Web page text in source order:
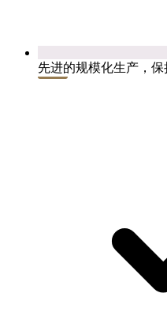
先进的规模化生产，保